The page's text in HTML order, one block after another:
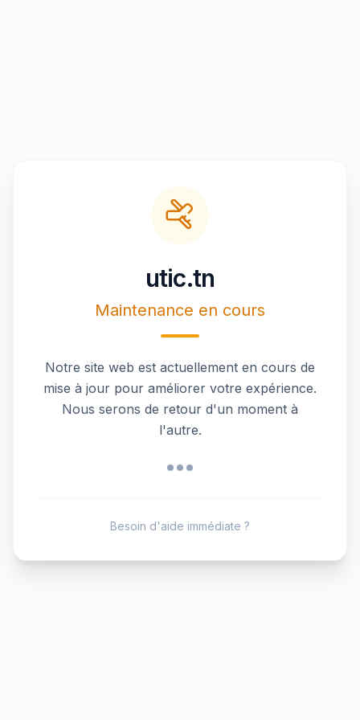
utic.tn
Maintenance en cours
Notre site web est actuellement en cours de
mise à jour pour améliorer votre expérience.
Nous serons de retour d'un moment à
l'autre.
Besoin d'aide immédiate ?